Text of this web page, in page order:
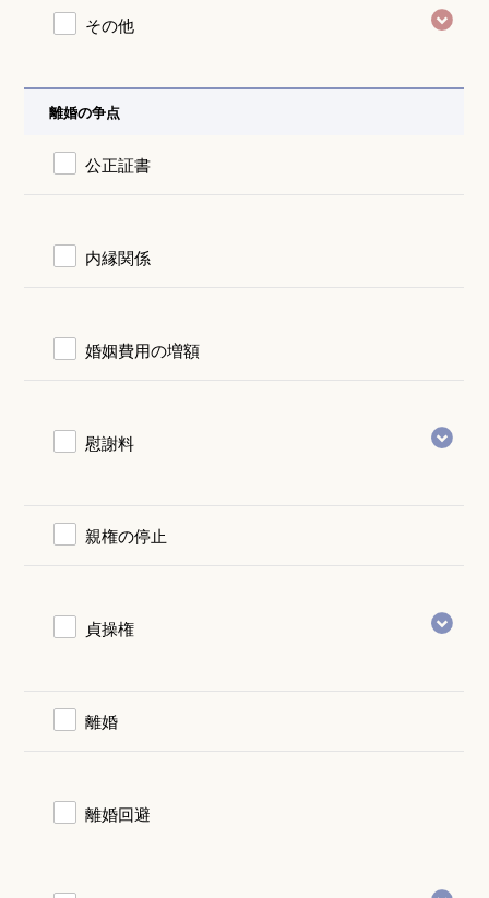
その他
離婚の争点
公正証書
内縁関係
婚姻費用の増額
慰謝料
親権の停止
貞操権
離婚
離婚回避